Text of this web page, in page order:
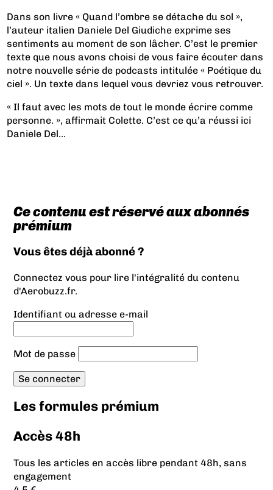
Dans son livre « Quand l’ombre se détache du sol »,
l’auteur italien Daniele Del Giudiche exprime ses
sentiments au moment de son lâcher. C’est le premier
texte que nous avons choisi de vous faire écouter dans
notre nouvelle série de podcasts intitulée « Poétique du
ciel ». Un texte dans lequel vous devriez vous retrouver.
« Il faut avec les mots de tout le monde écrire comme
personne. », affirmait Colette. C’est ce qu’a réussi ici
Daniele Del...
Ce contenu est réservé aux abonnés
prémium
Vous êtes déjà abonné ?
Connectez vous pour lire l'intégralité du contenu
d'Aerobuzz.fr.
Identifiant ou adresse e-mail
Mot de passe
Les formules prémium
Accès 48h
Tous les articles en accès libre pendant 48h, sans
engagement